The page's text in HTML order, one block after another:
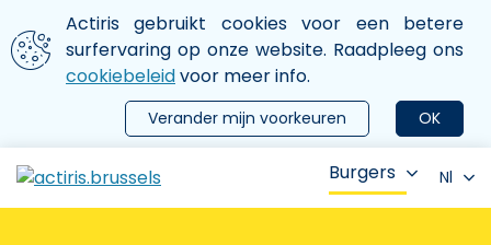
Aller au contenu principal
We gebruiken cookies
Actiris gebruikt cookies voor een betere
surfervaring op onze website. Raadpleeg ons
cookiebeleidvoor meer info.
OK
Verander mijn voorkeuren
le menu
Burgers Nl